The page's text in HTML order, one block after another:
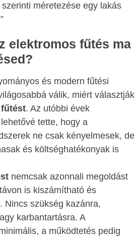
méretezése egy lakás
elektromos fűtés ma
és modern fűtési
válik, miért választják
. Az utóbbi évek
tette, hogy a
ne csak kényelmesek, de
és költséghatékonyak is
nemcsak azonnali megoldást
is kiszámítható és
Nincs szükség kazánra,
karbantartásra. A
a működtetés pedig